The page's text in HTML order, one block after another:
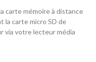
carte mémoire à distance
la carte micro SD de
via votre lecteur média